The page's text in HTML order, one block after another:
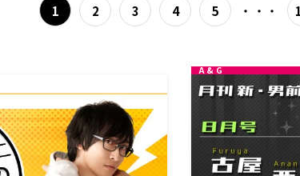
1 2 3 4 5 ・・・